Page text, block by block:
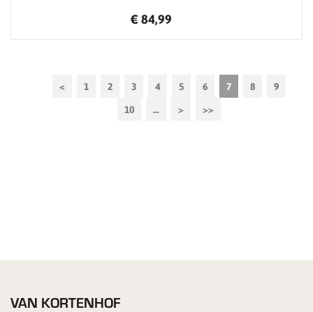
€ 84,99
< 1 2 3 4 5 6 7 8
9
10
... > >>
VAN KORTENHOF